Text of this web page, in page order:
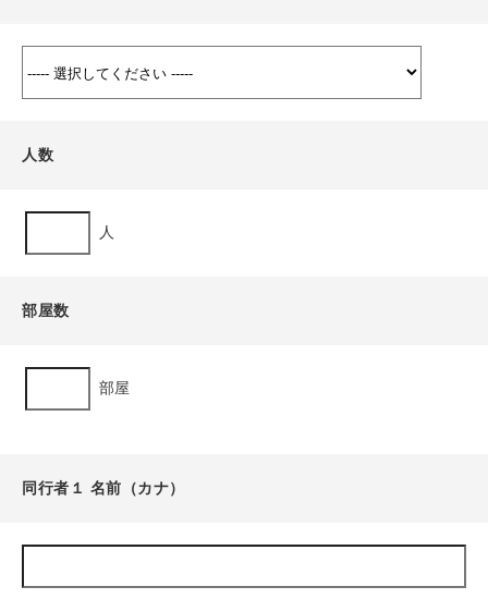
人数
人
部屋数
部屋
同行者１ 名前（カナ）